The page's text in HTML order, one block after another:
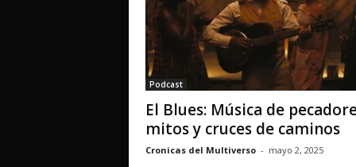
Podcast
El Blues: Música de
mitos y cruces de caminos
Cronicas del Multiverso - mayo 2, 2025